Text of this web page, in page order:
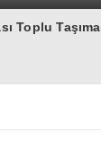
Toplu